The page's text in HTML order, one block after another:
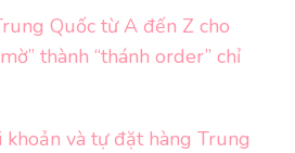
Quốc từ A đến Z cho
thành “thánh order” chỉ
và tự đặt hàng Trung